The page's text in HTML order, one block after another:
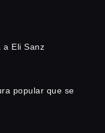
a Eli Sanz
popular que se